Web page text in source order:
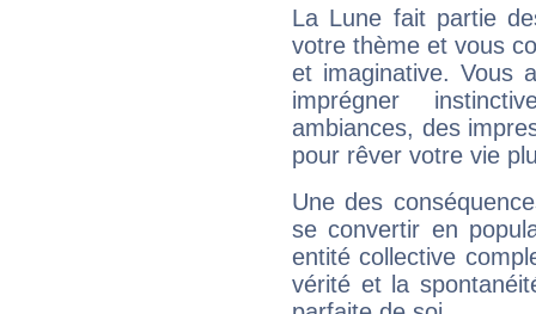
La Lune fait partie
votre thème et vous
et imaginative. Vous
imprégner
ambiances, des
pour rêver votre vie
Une des
se convertir en
entité collective
vérité et la